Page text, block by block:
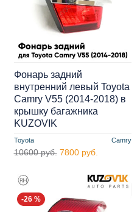
Toyota Camry
Фонарь задний
внутренний левый Toyota
Camry V55 (2014-2018) в
крышку багажника
KUZOVIK
10600 руб. 7800 руб.
-26 %